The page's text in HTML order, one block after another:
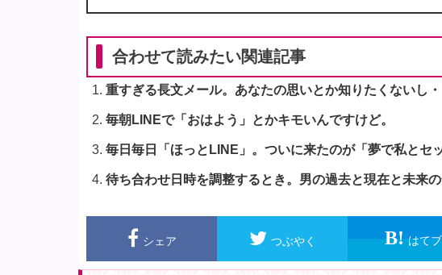
合わせて読みたい関連記事
重すぎる長文メール。あなたの思いとか知りたくないし・
毎朝LINEで「おはよう」とかキモいんですけど。
毎日毎日「ほっとLINE」。ついに来たのが「夢で私とセ
待ち合わせ日時を調整するとき。男の過去と現在と未来の
シェア つぶやく はてブ